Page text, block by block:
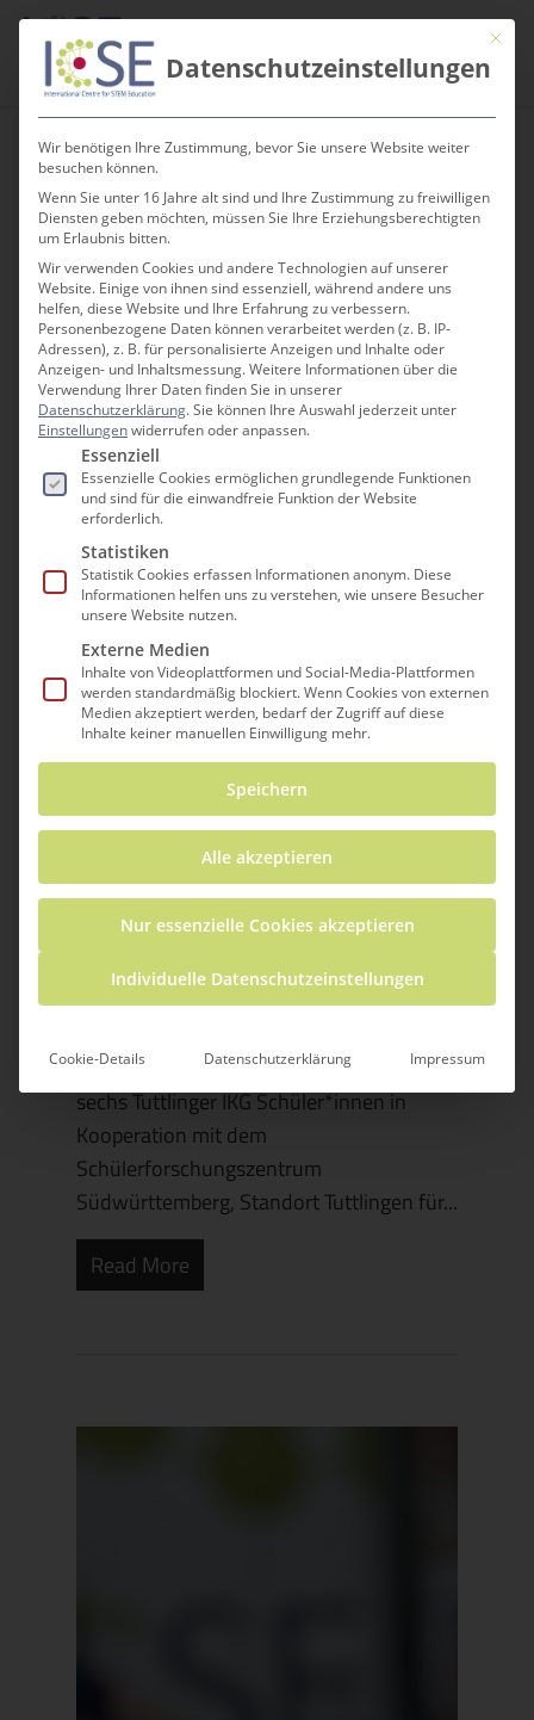
Skip
content
search
Category
sciencefactory_news
Tuttlinger
Schüler*innen
zu Besuch in
Istanbul
Chrissi Fischer Allgemein,Kurz berichtet,
Science Factory auf der STEMPD
Donnerstag, den 06.11.2025 ging es für
sechs Tuttlinger IKG Schüler*innen in
Kooperation mit dem
Schülerforschungszentrum
Südwürttemberg, Standort Tuttlingen für...
Read More
Mit
Datenschutzeinstellungen
Wir benötigen Ihre Zustimmung, bevor Sie unsere Website weiter
besuchen können.
Wenn Sie unter 16 Jahre alt sind und Ihre Zustimmung zu freiwilligen
Diensten geben möchten, müssen Sie Ihre Erziehungsberechtigten
um Erlaubnis bitten.
Wir verwenden Cookies und andere Technologien auf unserer
Website. Einige von ihnen sind essenziell, während andere uns
helfen, diese Website und Ihre Erfahrung zu verbessern.
Personenbezogene Daten können verarbeitet werden (z. B. IP-
Adressen), z. B. für personalisierte Anzeigen und Inhalte oder
Anzeigen- und Inhaltsmessung.Weitere Informationen über die
Verwendung Ihrer Daten finden Sie in unserer
Datenschutzerklärung.Sie können Ihre Auswahl jederzeit unter
Einstellungenwiderrufen oder anpassen.
Es folgt eine Liste der Service-Gruppen, für die
Essenziell
Essenzielle Cookies ermöglichen grundlegende Funktionen
und sind für die einwandfreie Funktion der Website
erforderlich.
Statistiken
Statistik Cookies erfassen Informationen anonym. Diese
Informationen helfen uns zu verstehen, wie unsere Besucher
unsere Website nutzen.
Externe Medien
Inhalte von Videoplattformen und Social-Media-Plattformen
werden standardmäßig blockiert. Wenn Cookies von externen
Medien akzeptiert werden, bedarf der Zugriff auf diese
Inhalte keiner manuellen Einwilligung mehr.
Speichern
Alle akzeptieren
Nur essenzielle Cookies akzeptieren
Individuelle Datenschutzeinstellungen
Cookie-Details Datenschutzerklärung Impressum